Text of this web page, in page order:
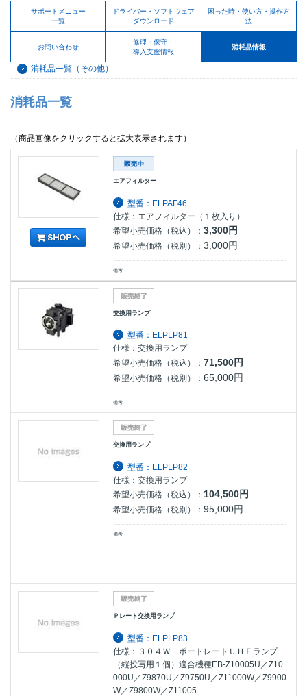
サポートメニュー
一覧
ドライバー・ソフトウェア
ダウンロード
困った時・使い方・操作方
法
お問い合わせ
修理・保守・
導入支援情報
消耗品情報
消耗品一覧（その他）
消耗品一覧
（商品画像をクリックすると拡大表示されます）
エアフィルター
型番：ELPAF46
仕様：エアフィルター（１枚入り）
希望小売価格（税込）： 3,300円
希望小売価格（税別）： 3,000円
備考：
交換用ランプ
型番：ELPLP81
仕様：交換用ランプ
希望小売価格（税込）：71,500円
希望小売価格（税別）：65,000円
備考：
交換用ランプ
型番：ELPLP82
仕様：交換用ランプ
希望小売価格（税込）： 104,500円
希望小売価格（税別）： 95,000円
備考：
Ｐレート交換用ランプ
型番：ELPLP83
仕様：３０４Ｗ ポートレートＵＨＥランプ
（縦投写用１個）適合機種EB-Z10005U／Z10
000U／Z9870U／Z9750U／Z11000W／Z9900
W／Z9800W／Z11005